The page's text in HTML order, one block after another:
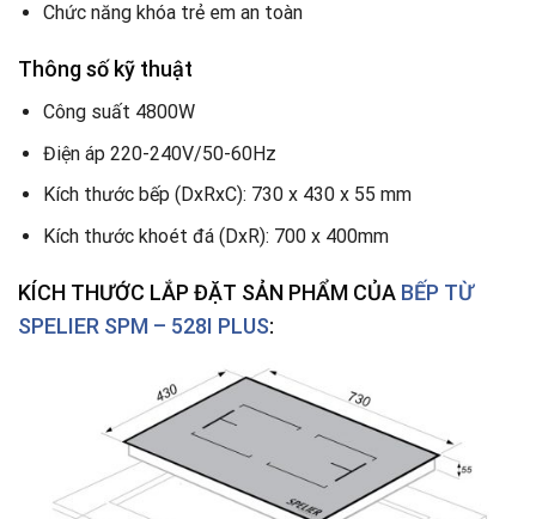
Chức năng khóa trẻ em an toàn
Thông số kỹ thuật
Công suất 4800W
Điện áp 220-240V/50-60Hz
Kích thước bếp (DxRxC): 730 x 430 x 55 mm
Kích thước khoét đá (DxR): 700 x 400mm
KÍCH THƯỚC LẮP ĐẶT SẢN PHẨM CỦA BẾP TỪ
SPELIER SPM – 528I PLUS: